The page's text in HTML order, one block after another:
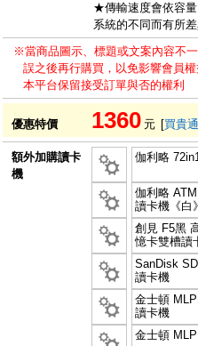
★傳輸速度會依容
系統的不同而有所
※當商品圖示、標題或文案內容不
誤之後再行購買，以免影響會員權
本平台保留接受訂單與否的權利
優惠特價 1360 元 [買貴
額外加購讀卡
機
伽利略
伽利略
讀卡機《白》
創見 F5黑
憶卡雙槽讀
SanDisk
讀卡機
金士頓
讀卡機
金士頓